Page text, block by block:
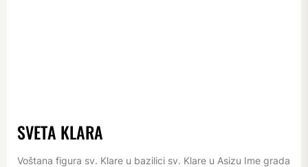
SVETA KLARA
Voštana figura sv. Klare u bazilici sv. Klare u Asizu Ime grada